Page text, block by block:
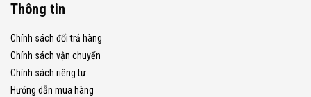
Thông tin
Chính sách đổi trả hàng
Chính sách vận chuyển
Chính sách riêng tư
Hướng dẫn mua hàng